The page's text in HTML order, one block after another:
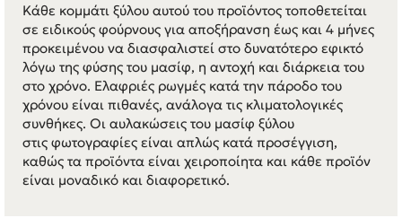
Κάθε κομμάτι ξύλου αυτού του προϊόντος τοποθετείται
σε ειδικούς φούρνους για αποξήρανση έως και 4 μήνες
προκειμένου να διασφαλιστεί στο δυνατότερο εφικτό
λόγω της φύσης του μασίφ, η αντοχή και διάρκεια του
στο χρόνο. Ελαφριές ρωγμές κατά την πάροδο του
χρόνου είναι πιθανές, ανάλογα τις κλιματολογικές
συνθήκες. Οι αυλακώσεις του μασίφ ξύλου
στις φωτογραφίες είναι απλώς κατά προσέγγιση,
καθώς τα προϊόντα είναι χειροποίητα και κάθε προϊόν
είναι μοναδικό και διαφορετικό.